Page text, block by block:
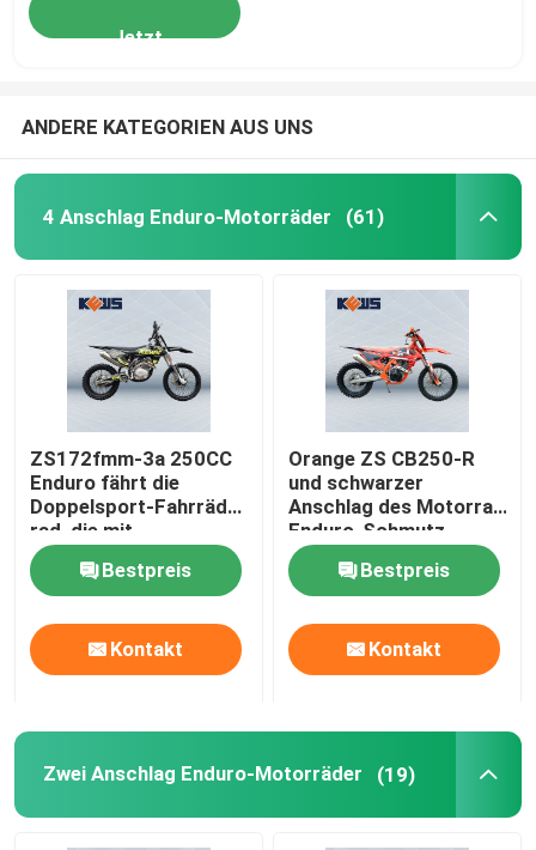
Jetzt
ANDERE KATEGORIEN AUS UNS
4 Anschlag Enduro-Motorräder (61)
ZS172fmm-3a 250CC
Enduro fährt die
Doppelsport-Fahrräder
rad, die mit
einzylindrigem gelb
sind
Bestpreis
Kontakt
Orange ZS CB250-R
und schwarzer
Anschlag des Motorrad
Enduro-Schmutz-
Fahrrad-4
Bestpreis
Kontakt
Zwei Anschlag Enduro-Motorräder (19)